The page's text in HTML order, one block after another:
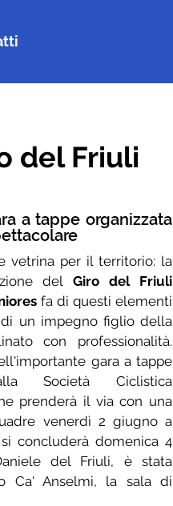
del Friuli
a tappe organizzata
vetrina per il territorio: la
del Giro del Friuli
fa di questi elementi
un impegno figlio della
con professionalità.
gara a tappe
Società Ciclistica
prenderà il via con una
venerdì 2 giugno a
concluderà domenica 4
del Friuli, è stata
Ca' Anselmi, la sala di